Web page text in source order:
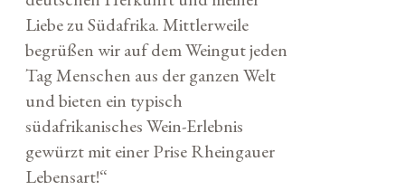
Liebe zu Südafrika. Mittlerweile
begrüßen wir auf dem Weingut jeden
Tag Menschen aus der ganzen Welt
und bieten ein typisch
südafrikanisches Wein-Erlebnis
gewürzt mit einer Prise Rheingauer
Lebensart!“